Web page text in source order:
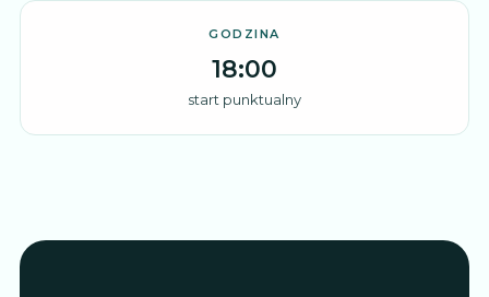
GODZINA
18:00
start punktualny